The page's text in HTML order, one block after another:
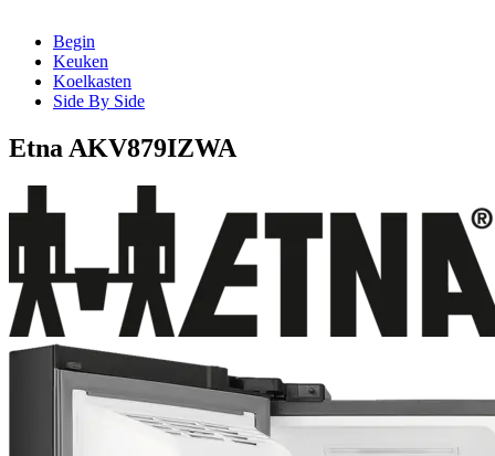
Begin
Keuken
Koelkasten
Side By Side
Etna AKV879IZWA